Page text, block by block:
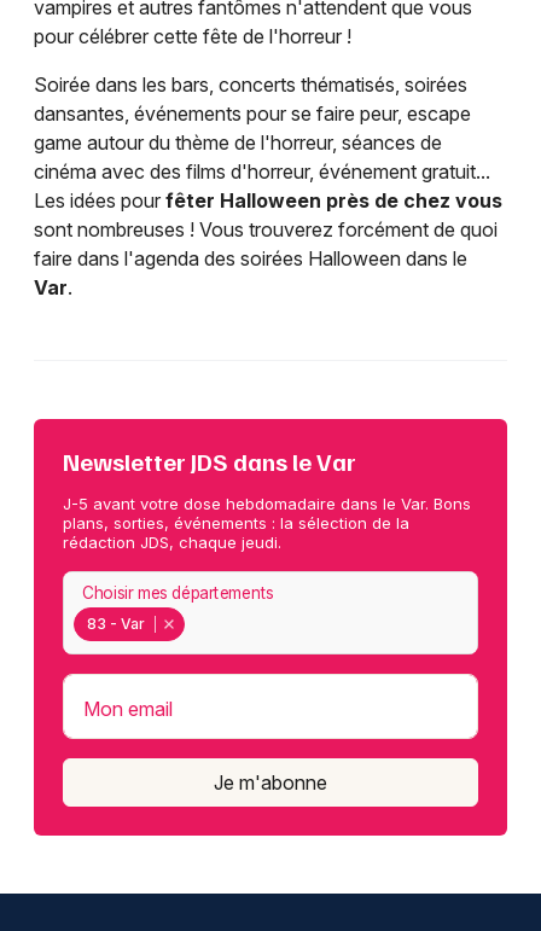
vampires et autres fantômes n'attendent que vous
pour célébrer cette fête de l'horreur !
Soirée dans les bars, concerts thématisés, soirées
dansantes, événements pour se faire peur, escape
game autour du thème de l'horreur, séances de
cinéma avec des films d'horreur, événement gratuit...
Les idées pour fêter Halloween près de chez vous
sont nombreuses ! Vous trouverez forcément de quoi
faire dans l'agenda des soirées Halloween dans le
Var.
Newsletter JDS dans le Var
J-5 avant votre dose hebdomadaire dans le Var. Bons
plans, sorties, événements : la sélection de la
rédaction JDS, chaque jeudi.
83 - Var
Choisir mes départements
Mon email
Je m'abonne